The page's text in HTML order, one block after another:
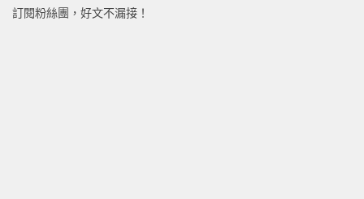
訂閱粉絲團，好文不漏接！